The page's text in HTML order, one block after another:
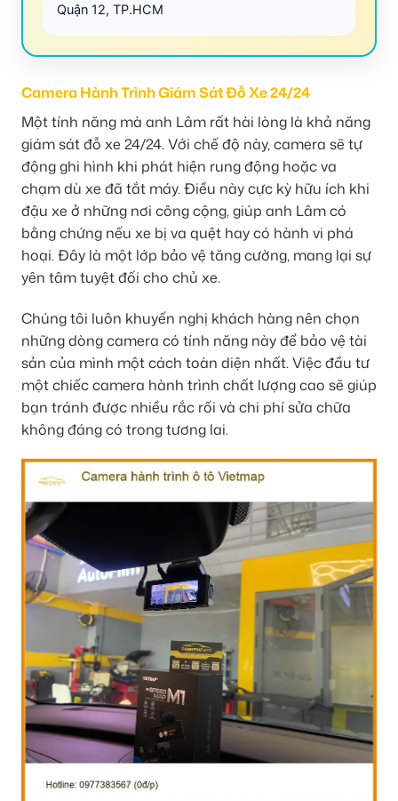
Quận 12, TP.HCM
Camera Hành Trình Giám Sát Đỗ Xe 24/24
Một tính năng mà anh Lâm rất hài lòng là khả năng
giám sát đỗ xe 24/24. Với chế độ này, camera sẽ tự
động ghi hình khi phát hiện rung động hoặc va
chạm dù xe đã tắt máy. Điều này cực kỳ hữu ích khi
đậu xe ở những nơi công cộng, giúp anh Lâm có
bằng chứng nếu xe bị va quệt hay có hành vi phá
hoại. Đây là một lớp bảo vệ tăng cường, mang lại sự
yên tâm tuyệt đối cho chủ xe.
Chúng tôi luôn khuyến nghị khách hàng nên chọn
những dòng camera có tính năng này để bảo vệ tài
sản của mình một cách toàn diện nhất. Việc đầu tư
một chiếc camera hành trình chất lượng cao sẽ giúp
bạn tránh được nhiều rắc rối và chi phí sửa chữa
không đáng có trong tương lai.